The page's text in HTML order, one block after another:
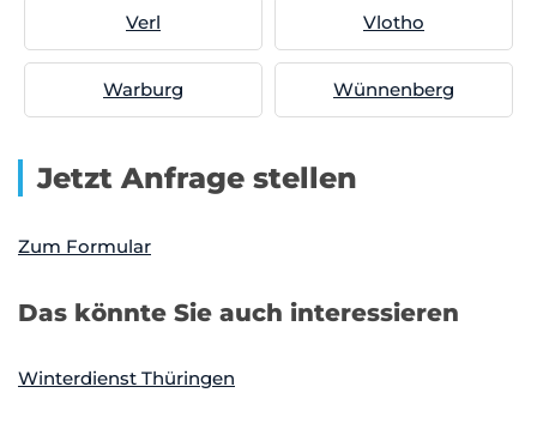
Verl Vlotho
Warburg Wünnenberg
Jetzt Anfrage stellen
Zum Formular
Das könnte Sie auch interessieren
Winterdienst Thüringen